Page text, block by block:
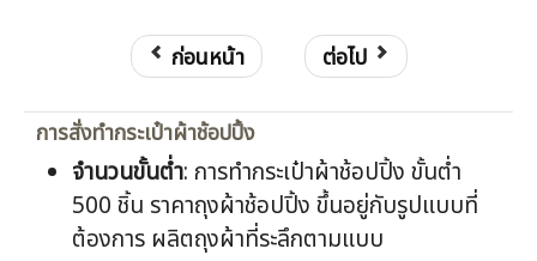
ก่อนหน้า ต่อไป
การสั่งทำกระเป๋าผ้าช้อปปิ้ง
จำนวนขั้นต่ำ: การทำกระเป๋าผ้าช้อปปิ้ง ขั้นต่ำ
500 ชิ้น ราคาถุงผ้าช้อปปิ้ง ขึ้นอยู่กับรูปแบบที่
ต้องการ ผลิตถุงผ้าที่ระลึกตามแบบ